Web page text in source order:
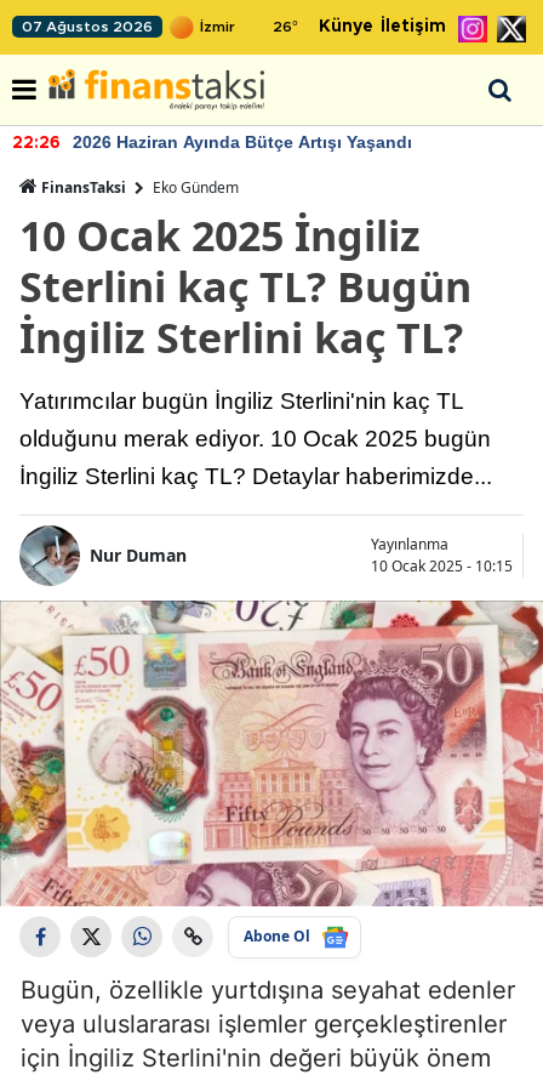
07 Ağustos 2026 26° Künye İletişim
22:26 2026 Haziran Ayında Bütçe Artışı Yaşandı
FinansTaksi Eko Gündem
10 Ocak 2025 İngiliz
Sterlini kaç TL? Bugün
İngiliz Sterlini kaç TL?
Yatırımcılar bugün İngiliz Sterlini'nin kaç TL
olduğunu merak ediyor. 10 Ocak 2025 bugün
İngiliz Sterlini kaç TL? Detaylar haberimizde...
Nur Duman
Yayınlanma
10 Ocak 2025 - 10:15
Abone Ol
Bugün, özellikle yurtdışına seyahat edenler
veya uluslararası işlemler gerçekleştirenler
için İngiliz Sterlini'nin değeri büyük önem